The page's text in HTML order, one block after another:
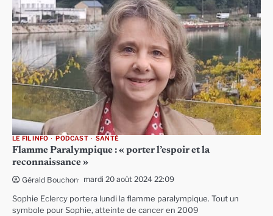
LE FIL INFO PODCAST SANTÉ
Flamme Paralympique : « porter l’espoir et la
reconnaissance »
Gérald Bouchon mardi 20 août 2024 22:09
Sophie Eclercy portera lundi la flamme paralympique. Tout un
symbole pour Sophie, atteinte de cancer en 2009